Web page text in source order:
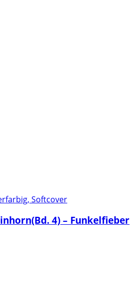
Softcover
4) – Funkelfieber